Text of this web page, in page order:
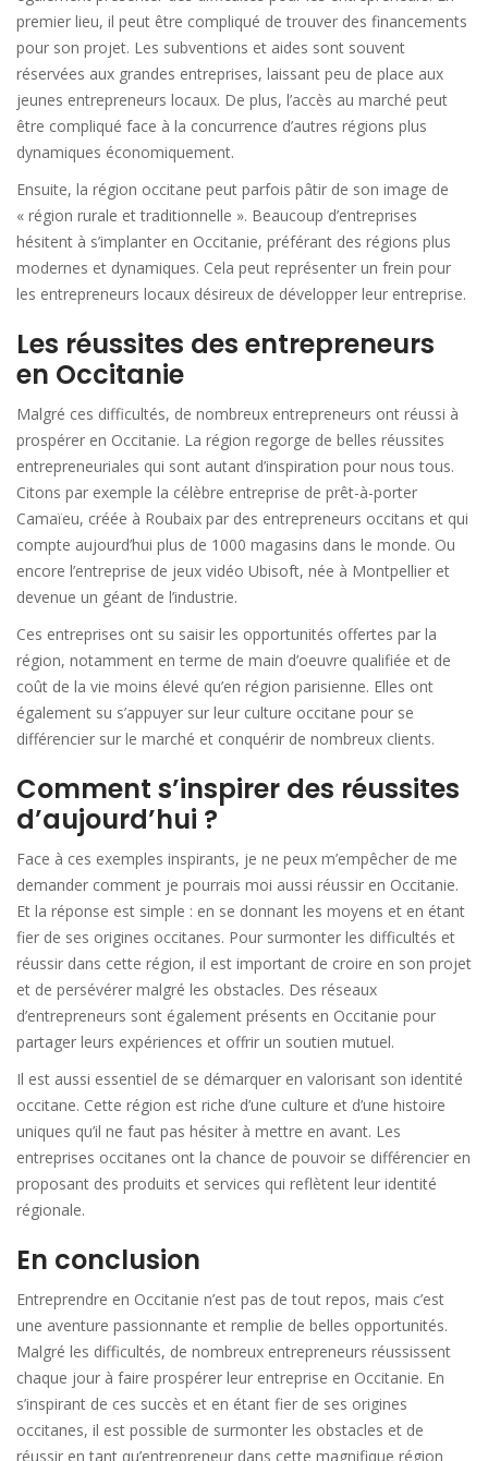
premier lieu, il peut être compliqué de trouver des financements
pour son projet. Les subventions et aides sont souvent
réservées aux grandes entreprises, laissant peu de place aux
jeunes entrepreneurs locaux. De plus, l’accès au marché peut
être compliqué face à la concurrence d’autres régions plus
dynamiques économiquement.
Ensuite, la région occitane peut parfois pâtir de son image de
« région rurale et traditionnelle ». Beaucoup d’entreprises
hésitent à s’implanter en Occitanie, préférant des régions plus
modernes et dynamiques. Cela peut représenter un frein pour
les entrepreneurs locaux désireux de développer leur entreprise.
Les réussites des entrepreneurs
en Occitanie
Malgré ces difficultés, de nombreux entrepreneurs ont réussi à
prospérer en Occitanie. La région regorge de belles réussites
entrepreneuriales qui sont autant d’inspiration pour nous tous.
Citons par exemple la célèbre entreprise de prêt-à-porter
Camaïeu, créée à Roubaix par des entrepreneurs occitans et qui
compte aujourd’hui plus de 1000 magasins dans le monde. Ou
encore l’entreprise de jeux vidéo Ubisoft, née à Montpellier et
devenue un géant de l’industrie.
Ces entreprises ont su saisir les opportunités offertes par la
région, notamment en terme de main d’oeuvre qualifiée et de
coût de la vie moins élevé qu’en région parisienne. Elles ont
également su s’appuyer sur leur culture occitane pour se
différencier sur le marché et conquérir de nombreux clients.
Comment s’inspirer des réussites
d’aujourd’hui ?
Face à ces exemples inspirants, je ne peux m’empêcher de me
demander comment je pourrais moi aussi réussir en Occitanie.
Et la réponse est simple : en se donnant les moyens et en étant
fier de ses origines occitanes. Pour surmonter les difficultés et
réussir dans cette région, il est important de croire en son projet
et de persévérer malgré les obstacles. Des réseaux
d’entrepreneurs sont également présents en Occitanie pour
partager leurs expériences et offrir un soutien mutuel.
Il est aussi essentiel de se démarquer en valorisant son identité
occitane. Cette région est riche d’une culture et d’une histoire
uniques qu’il ne faut pas hésiter à mettre en avant. Les
entreprises occitanes ont la chance de pouvoir se différencier en
proposant des produits et services qui reflètent leur identité
régionale.
En conclusion
Entreprendre en Occitanie n’est pas de tout repos, mais c’est
une aventure passionnante et remplie de belles opportunités.
Malgré les difficultés, de nombreux entrepreneurs réussissent
chaque jour à faire prospérer leur entreprise en Occitanie. En
s’inspirant de ces succès et en étant fier de ses origines
occitanes, il est possible de surmonter les obstacles et de
réussir en tant qu’entrepreneur dans cette magnifique région